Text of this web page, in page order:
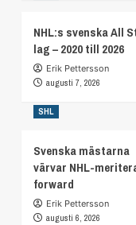
NHL:s svenska All
lag – 2020 till 2026
Erik Pettersson
augusti 7, 2026
SHL
Svenska mästarna
värvar NHL-
forward
Erik Pettersson
augusti 6, 2026